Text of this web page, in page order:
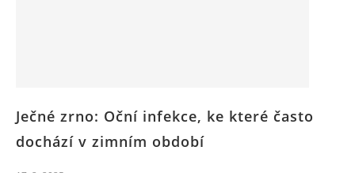
Ječné zrno: Oční infekce, ke které často
dochází v zimním období